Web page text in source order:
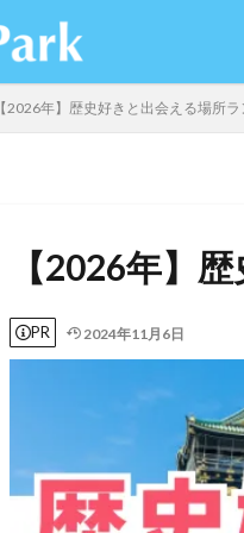
【2026年】歴史好きと出会える場所
【2026年】
PR 2024年11月6日